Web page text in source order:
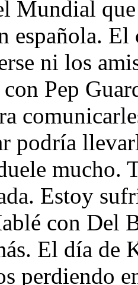
Mundial
española.
ni los
Pep
podría
mucho.
Estoy
con Del
El día de
perdiendo